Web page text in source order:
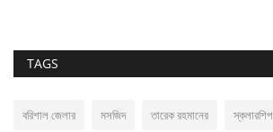
TAGS
বরিশাল জেলার মসজিদ তারেক রহমানের স্কলারশিপ